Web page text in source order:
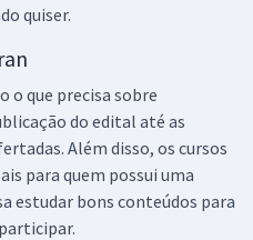
quiser.
o que precisa sobre
do edital até as
Além disso, os cursos
para quem possui uma
estudar bons conteúdos para